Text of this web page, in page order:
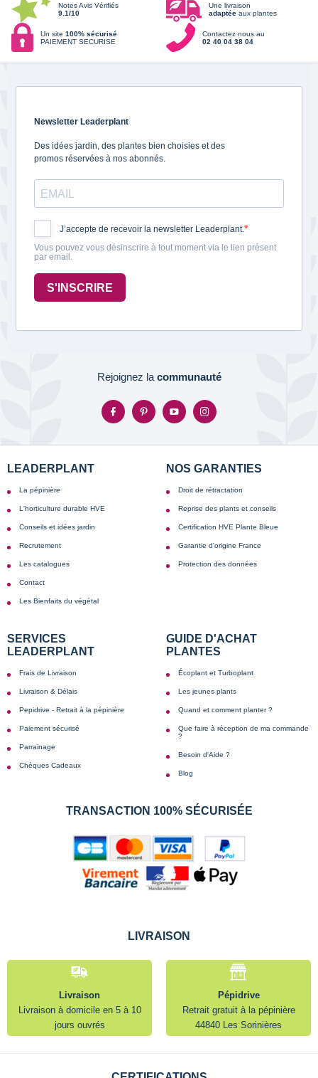
Notes Avis Vérifiés
9.1/10
Une livraison
adaptée aux plantes
Un site 100% sécurisé
PAIEMENT SECURISE
Contactez nous au
02 40 04 38 04
Newsletter Leaderplant
Des idées jardin, des plantes bien choisies et des
promos réservées à nos abonnés.
J’accepte de recevoir la newsletter Leaderplant.
Vous pouvez vous désinscrire à tout moment via le lien présent
par email.
S'INSCRIRE
Rejoignez la communauté
LEADERPLANT
La pépinière
L'horticulture durable HVE
Conseils et idées jardin
Recrutement
Les catalogues
Contact
Les Bienfaits du végétal
NOS GARANTIES
Droit de rétractation
Reprise des plants et conseils
Certification HVE Plante Bleue
Garantie d'origine France
Protection des données
SERVICES
LEADERPLANT
Frais de Livraison
Livraison & Délais
Pepidrive - Retrait à la pépinière
Paiement sécurisé
Parrainage
Chèques Cadeaux
GUIDE D'ACHAT
PLANTES
Écoplant et Turboplant
Les jeunes plants
Quand et comment planter ?
Que faire à réception de ma commande
?
Besoin d'Aide ?
Blog
TRANSACTION 100% SÉCURISÉE
LIVRAISON
Livraison
Livraison à domicile en 5 à 10
jours ouvrés
Pépidrive
Retrait gratuit à la pépinière
44840 Les Sorinières